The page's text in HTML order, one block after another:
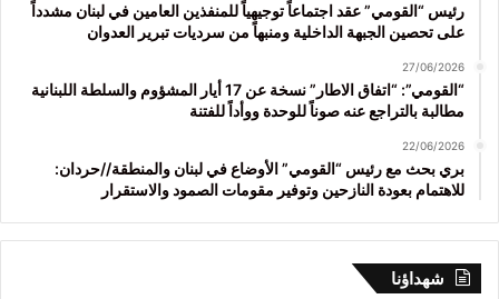
رئيس “القومي” عقد اجتماعاً توجيهياً للمنفذين العامين في لبنان مشدداً
على تحصين الجبهة الداخلية ومنبهاً من سرديات تبرير العدوان
27/06/2026
“القومي”: “اتفاق الاطار” نسخة عن 17 أيار المشؤوم والسلطة اللبنانية
مطالبة بالتراجع عنه صوناً للوحدة ووأداً للفتنة
22/06/2026
بري بحث مع رئيس “القومي” الأوضاع في لبنان والمنطقة//حردان:
للاهتمام بعودة النازحين وتوفير مقومات الصمود والاستقرار
شهداؤنا